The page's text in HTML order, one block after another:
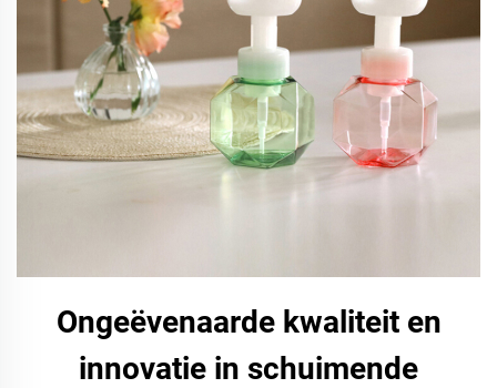
Ongeëvenaarde kwaliteit en
innovatie in schuimende